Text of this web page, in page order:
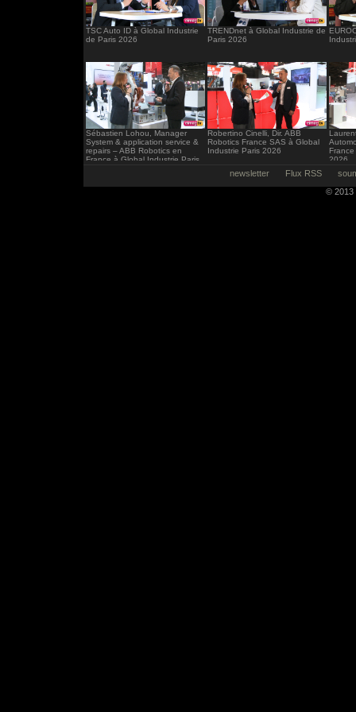
TSC Auto ID à Global Industrie
de Paris 2026
TRENDnet à Global Industrie de
Paris 2026
Sébastien Lohou, Manager
System & application service &
repairs – ABB Robotics en
France à Global Industrie Paris
Robertino Cinelli, Dir. ABB
Robotics France SAS à Global
Industrie Paris 2026
2026
newsletter Flux RSS
© 2013